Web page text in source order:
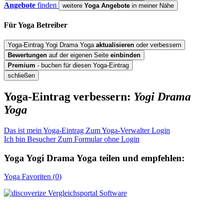
Angebote finden weitere Yoga Angebote in meiner Nähe
Für Yoga Betreiber
Yoga-Eintrag Yogi Drama Yoga aktualisieren oder verbessern
Bewertungen auf der eigenen Seite einbinden
Premium - buchen für diesen Yoga-Eintrag
schließen
Yoga-Eintrag verbessern: Yogi Drama
Yoga
Das ist mein Yoga-Eintrag Zum Yoga-Verwalter Login
Ich bin Besucher Zum Formular ohne Login
Yoga Yogi Drama Yoga teilen und empfehlen:
Yoga Favoriten (0)